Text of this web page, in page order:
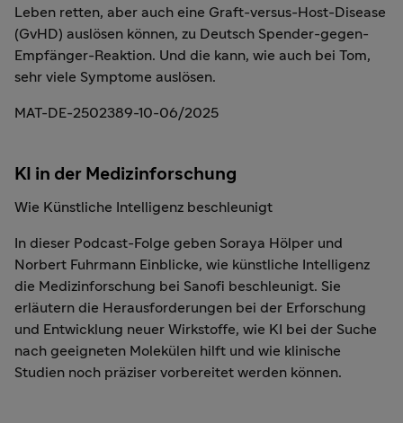
Leben retten, aber auch eine Graft-versus-Host-Disease
(GvHD) auslösen können, zu Deutsch Spender-gegen-
Empfänger-Reaktion. Und die kann, wie auch bei Tom,
sehr viele Symptome auslösen.
MAT-DE-2502389-10-06/2025
KI in der Medizinforschung
Wie Künstliche Intelligenz beschleunigt
In dieser Podcast-Folge geben Soraya Hölper und
Norbert Fuhrmann Einblicke, wie künstliche Intelligenz
die Medizinforschung bei Sanofi beschleunigt. Sie
erläutern die Herausforderungen bei der Erforschung
und Entwicklung neuer Wirkstoffe, wie KI bei der Suche
nach geeigneten Molekülen hilft und wie klinische
Studien noch präziser vorbereitet werden können.